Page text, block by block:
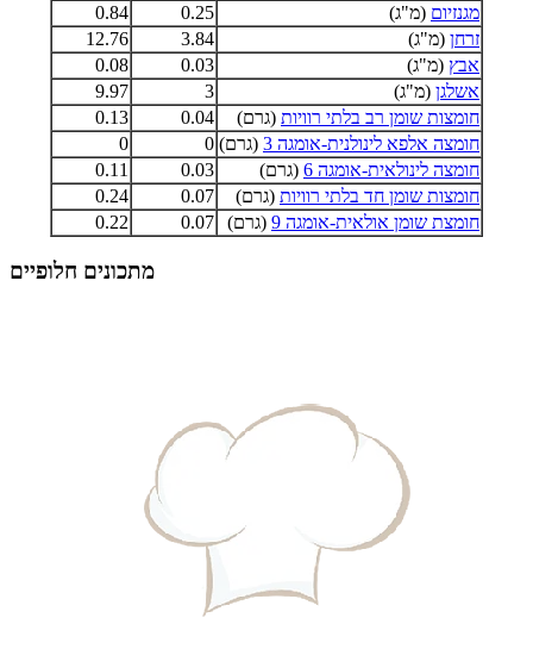
מגנזיום (מ"ג) 0.25
0.84
זרחן (מ"ג) 3.84
12.76
אבץ (מ"ג) 0.03
0.08
אשלגן (מ"ג) 3
9.97
חומצות שומן רב בלתי רוויות (גרם) 0.04
0.13
חומצה אלפא לינולנית-אומגה 3
(גרם) 0
0
חומצה לינולאית-אומגה 6
(גרם) 0.03
0.11
חומצות שומן חד בלתי רוויות (גרם) 0.07
0.24
חומצת שומן אולאית-אומגה 9
(גרם) 0.07
0.22
מתכונים חלופיים